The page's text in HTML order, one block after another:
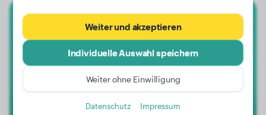
Französische Bulldogge
BLANCA NIEVE
Weiter und akzeptieren
Individuelle Auswahl speichern
Weiter ohne Einwilligung
Datenschutz Impressum